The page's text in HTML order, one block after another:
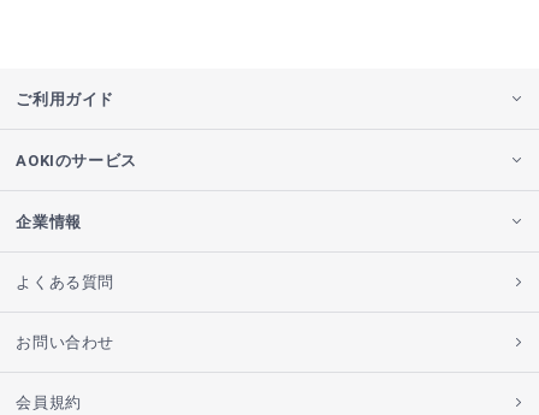
ご利用ガイド
AOKIのサービス
企業情報
よくある質問
お問い合わせ
会員規約